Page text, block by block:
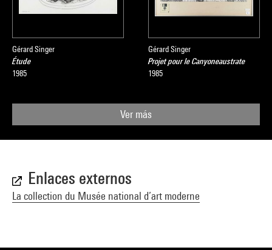
Gérard Singer
Étude
1985
Gérard Singer
Projet pour le Canyoneaustrate
1985
Ver más
Enlaces externos
La collection du Musée national d’art moderne